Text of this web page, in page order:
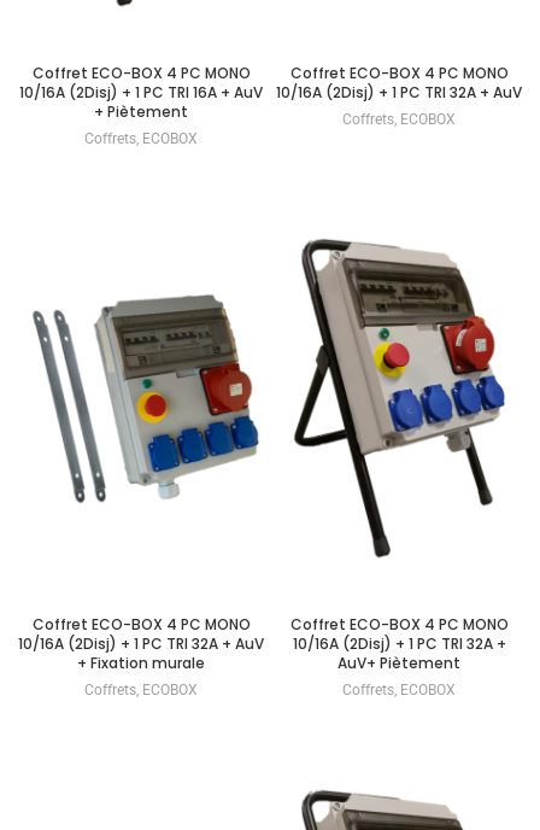
Coffret ECO-BOX 4 PC MONO
10/16A (2Disj) + 1 PC TRI 16A + AuV
+ Piètement
Coffrets, ECOBOX
Coffret ECO-BOX 4 PC MONO
10/16A (2Disj) + 1 PC TRI 32A + AuV
Coffrets, ECOBOX
Coffret ECO-BOX 4 PC MONO
10/16A (2Disj) + 1 PC TRI 32A + AuV
+ Fixation murale
Coffrets, ECOBOX
Coffret ECO-BOX 4 PC MONO
10/16A (2Disj) + 1 PC TRI 32A +
AuV+ Piètement
Coffrets, ECOBOX